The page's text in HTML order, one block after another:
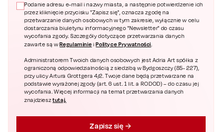
Podanie adresu e-mail i nazwy miasta, a następnie potwierdzenie ich
przez kliknięcie przycisku "Zapisz się", oznacza zgodę na
przetwarzanie danych osobowych w tym zakresie, wyłącznie w celu
dostarczania biuletynu informacyjnego "Newsletter" do czasu
wycofania zgody. Szczegóły dotyczące przetwarzania danych
zawarte są wRegulaminie iPolityce Prywatności.
Administratorem Twoich danych osobowych jest Adria Art spółka z
ograniczoną odpowiedzialnością z siedzibą w Bydgoszczy (85- 227),
przy ulicy Artura Grottgera 4/2. Twoje dane będą przetwarzane na
podstawie wyrażonej zgody (art. 6 ust. 1 lit. a RODOD) – do czasu jej
wycofania. Więcej informacji na temat przetwarzania danych
znajdziesztutaj.
Zapisz się